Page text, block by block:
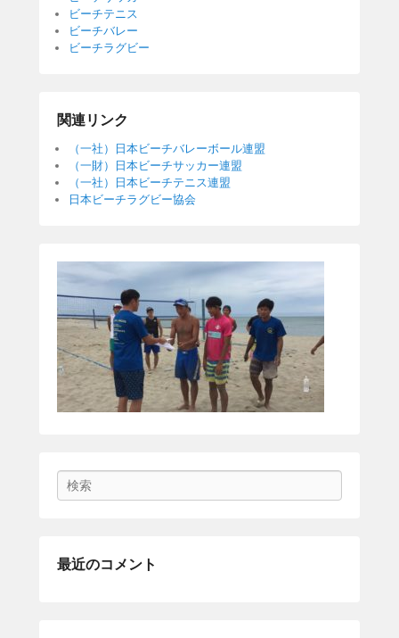
ビーチテニス
ビーチバレー
ビーチラグビー
関連リンク
（一社）日本ビーチバレーボール連盟
（一財）日本ビーチサッカー連盟
（一社）日本ビーチテニス連盟
日本ビーチラグビー協会
Search
最近のコメント